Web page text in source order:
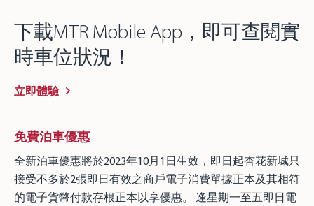
下載MTR Mobile App，即可查閱實
時車位狀況！
立即體驗
免費泊車優惠
全新泊車優惠將於2023年10月1日生效，即日起杏花新城只
接受不多於2張即日有效之商戶電子消費單據正本及其相符
的電子貨幣付款存根正本以享優惠。 逢星期一至五即日電